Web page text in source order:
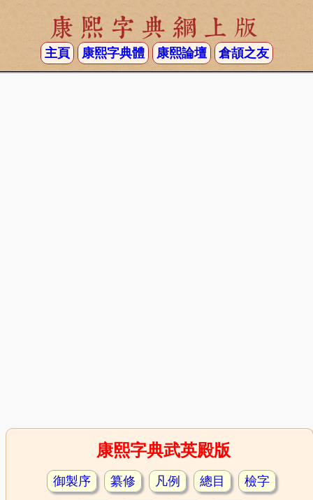
康熙字典網上版
主頁 康熙字典體 康熙論壇 倉頡之友
康熙字典武英殿版
御製序 纂修 凡例 總目 檢字